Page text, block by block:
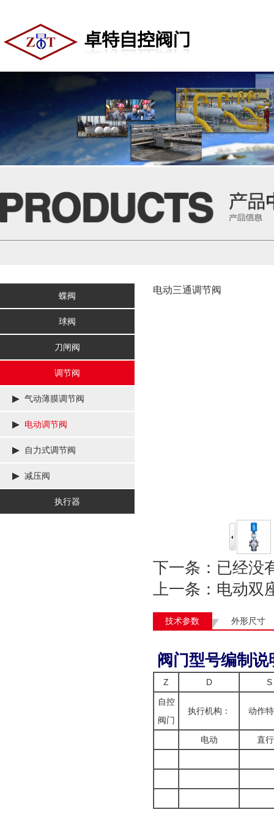
蝶阀
球阀
刀闸阀
调节阀
气动薄膜调节阀
电动调节阀
自力式调节阀
减压阀
执行器
电动三通调节阀
下一条：已经没
上一条： 电动双
技术参数 外形尺寸
阀门型号编制说
Z D
S
自控
阀门
执行机构： 动作
电动 直